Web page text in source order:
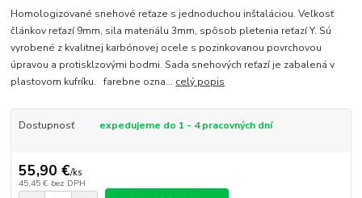
Homologizované snehové reťaze s jednoduchou inštaláciou. Veľkosť
článkov reťazí 9mm, sila materiálu 3mm, spôsob pletenia reťazí Y. Sú
vyrobené z kvalitnej karbónovej ocele s pozinkovanou povrchovou
úpravou a protisklzovými bodmi. Sada snehových reťazí je zabalená v
plastovom kufríku. farebne ozna... celý popis
Dostupnosť expedujeme do 1 - 4 pracovných dní
55,90 €/ks
45,45 € bez DPH